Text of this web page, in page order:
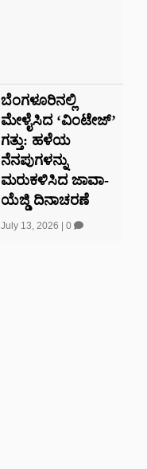
ಬೆಂಗಳೂರಿನಲ್ಲಿ
ಮೇಳೈಸಿದ ‘ವಿಂಟೇಜ್’
ಗತ್ತು: ಹಳೆಯ
ನೆನಪುಗಳನ್ನು
ಮರುಕಳಿಸಿದ ಜಾವಾ-
ಯೆಜ್ಡಿ ದಿನಾಚರಣೆ
July 13, 2026 0